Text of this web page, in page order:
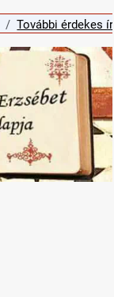
További érdekes